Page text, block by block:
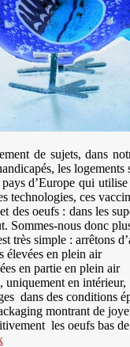
de sujets, dans
les
d’Europe qui
technologies, ces
des oeufs : dans les
Sommes-nous donc
très simple : arrêtons
élevées en plein air
en partie en plein air
uniquement en
dans des conditions
montrant de
les oeufs bas